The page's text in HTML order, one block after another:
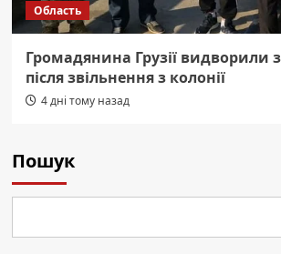
Область
Громадянина Грузії видворили
після звільнення з колонії
4 дні тому назад
Пошук